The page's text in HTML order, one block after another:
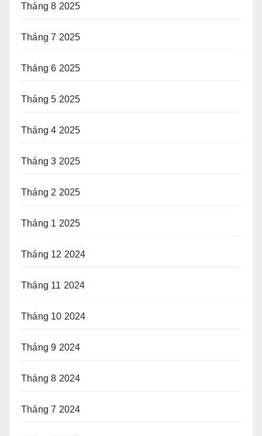
Tháng 8 2025
Tháng 7 2025
Tháng 6 2025
Tháng 5 2025
Tháng 4 2025
Tháng 3 2025
Tháng 2 2025
Tháng 1 2025
Tháng 12 2024
Tháng 11 2024
Tháng 10 2024
Tháng 9 2024
Tháng 8 2024
Tháng 7 2024